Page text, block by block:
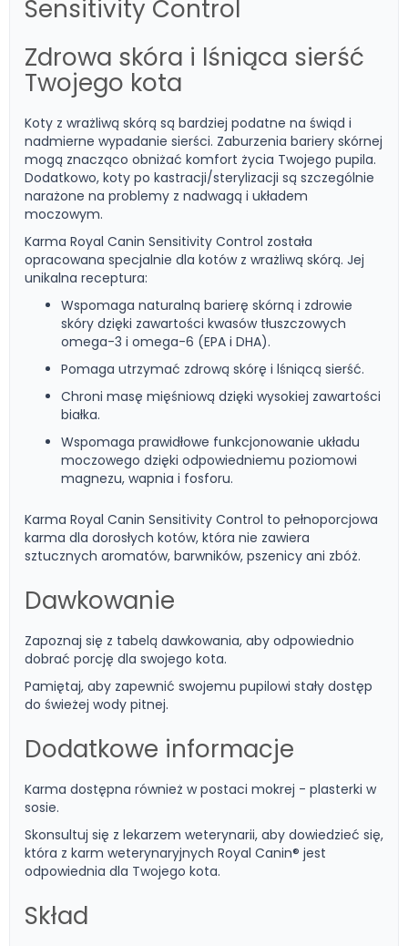
Sensitivity Control
Zdrowa skóra i lśniąca sierść
Twojego kota
Koty z wrażliwą skórą są bardziej podatne na świąd i
nadmierne wypadanie sierści. Zaburzenia bariery skórnej
mogą znacząco obniżać komfort życia Twojego pupila.
Dodatkowo, koty po kastracji/sterylizacji są szczególnie
narażone na problemy z nadwagą i układem
moczowym.
Karma Royal Canin Sensitivity Control została
opracowana specjalnie dla kotów z wrażliwą skórą. Jej
unikalna receptura:
Wspomaga naturalną barierę skórną i zdrowie
skóry dzięki zawartości kwasów tłuszczowych
omega-3 i omega-6 (EPA i DHA).
Pomaga utrzymać zdrową skórę i lśniącą sierść.
Chroni masę mięśniową dzięki wysokiej zawartości
białka.
Wspomaga prawidłowe funkcjonowanie układu
moczowego dzięki odpowiedniemu poziomowi
magnezu, wapnia i fosforu.
Karma Royal Canin Sensitivity Control to pełnoporcjowa
karma dla dorosłych kotów, która nie zawiera
sztucznych aromatów, barwników, pszenicy ani zbóż.
Dawkowanie
Zapoznaj się z tabelą dawkowania, aby odpowiednio
dobrać porcję dla swojego kota.
Pamiętaj, aby zapewnić swojemu pupilowi stały dostęp
do świeżej wody pitnej.
Dodatkowe informacje
Karma dostępna również w postaci mokrej - plasterki w
sosie.
Skonsultuj się z lekarzem weterynarii, aby dowiedzieć się,
która z karm weterynaryjnych Royal Canin® jest
odpowiednia dla Twojego kota.
Skład